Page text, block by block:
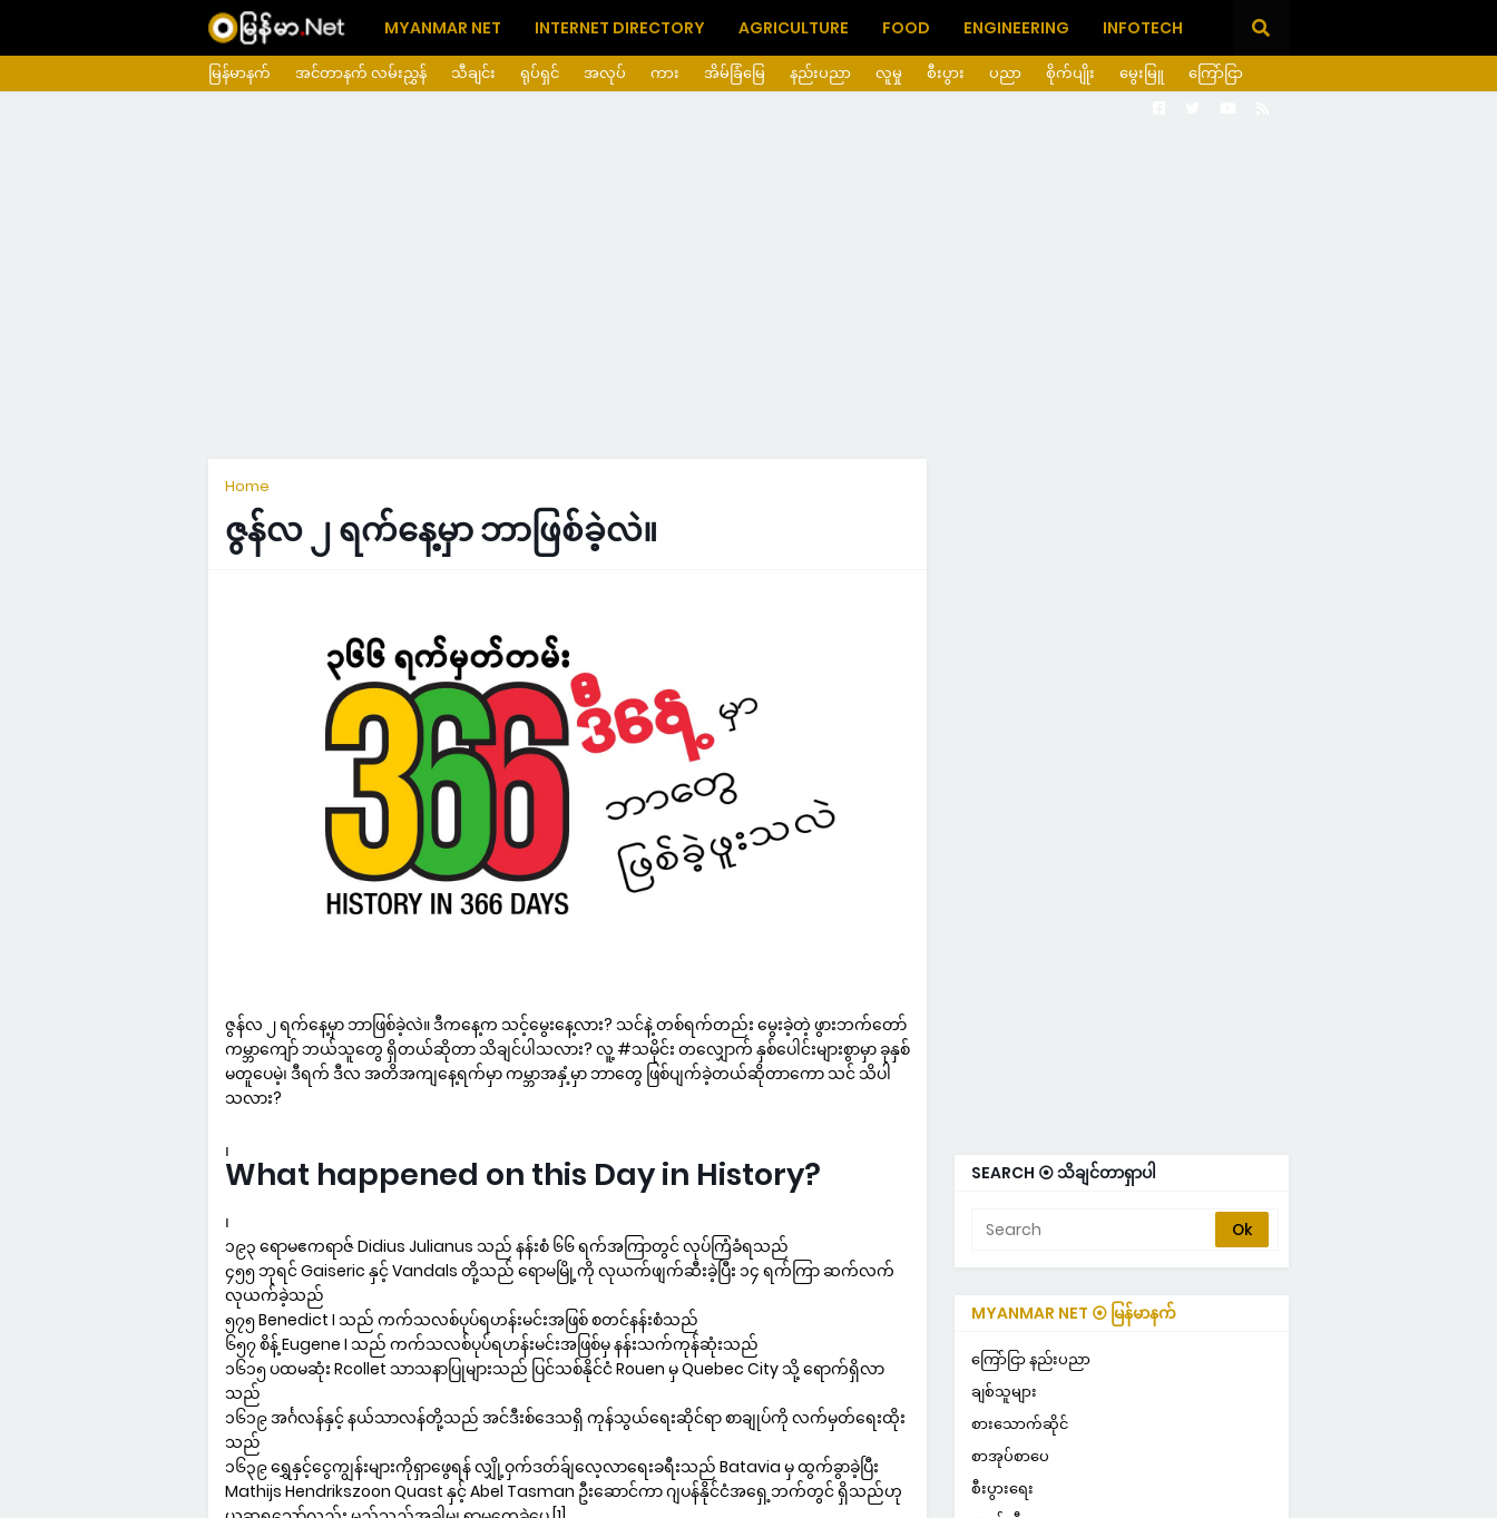
MYANMAR NET INTERNET DIRECTORY AGRICULTURE FOOD ENGINEERING INFOTECH
မြန်မာနက် အင်တာနက် လမ်းညွှန် သီချင်း ရုပ်ရှင် အလုပ် ကား အိမ်ခြံမြေ နည်းပညာ လူမှု စီးပွား ပညာ စိုက်ပျိုး မွေးမြူ ကြော်ငြာ
Home
ဇွန်လ ၂ ရက်နေ့မှာ ဘာဖြစ်ခဲ့လဲ။
ဇွန်လ ၂ ရက်နေ့မှာ ဘာဖြစ်ခဲ့လဲ။ ဒီကနေ့က သင့်မွေးနေ့လား? သင်နဲ့ တစ်ရက်တည်း မွေးခဲ့တဲ့ ဖွားဘက်တော်
ကမ္ဘာကျော် ဘယ်သူတွေ ရှိတယ်ဆိုတာ သိချင်ပါသလား? လူ့ #သမိုင်း တလျှောက် နှစ်ပေါင်းများစွာမှာ ခုနှစ်
မတူပေမဲ့၊ ဒီရက် ဒီလ အတိအကျနေ့ရက်မှာ ကမ္ဘာအနှံ့မှာ ဘာတွေ ဖြစ်ပျက်ခဲ့တယ်ဆိုတာကော သင် သိပါ
သလား?
၊
What happened on this Day in History?
၊
၁၉၃ ရောမဧကရာဇ် Didius Julianus သည် နန်းစံ ၆၆ ရက်အကြာတွင် လုပ်ကြံခံရသည်
၄၅၅ ဘုရင် Gaiseric နှင့် Vandals တို့သည် ရောမမြို့ကို လုယက်ဖျက်ဆီးခဲ့ပြီး ၁၄ ရက်ကြာ ဆက်လက်
လုယက်ခဲ့သည်
၅၇၅ Benedict I သည် ကက်သလစ်ပုပ်ရဟန်းမင်းအဖြစ် စတင်နန်းစံသည်
၆၅၇ စိန့် Eugene I သည် ကက်သလစ်ပုပ်ရဟန်းမင်းအဖြစ်မှ နန်းသက်ကုန်ဆုံးသည်
၁၆၁၅ ပထမဆုံး Rcollet သာသနာပြုများသည် ပြင်သစ်နိုင်ငံ Rouen မှ Quebec City သို့ ရောက်ရှိလာ
သည်
၁၆၁၉ အင်္ဂလန်နှင့် နယ်သာလန်တို့သည် အင်ဒီးစ်ဒေသရှိ ကုန်သွယ်ရေးဆိုင်ရာ စာချုပ်ကို လက်မှတ်ရေးထိုး
သည်
၁၆၃၉ ရွှေနှင့်ငွေကျွန်းများကိုရှာဖွေရန် လျှို့ဝှက်ဒတ်ခ်ျလေ့လာရေးခရီးသည် Batavia မှ ထွက်ခွာခဲ့ပြီး
Mathijs Hendrikszoon Quast နှင့် Abel Tasman ဦးဆောင်ကာ ဂျပန်နိုင်ငံအရှေ့ဘက်တွင် ရှိသည်ဟု
SEARCH ⦿ သိချင်တာရှာပါ
MYANMAR NET ⦿ မြန်မာနက်
POPULAR ⦿ လူကြိုက်များ
ကြော်ငြာ နည်းပညာ
ချစ်သူများ
စားသောက်ဆိုင်
စာအုပ်စာပေ
စီးပွားရေး